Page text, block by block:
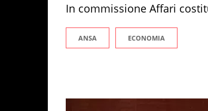
In commissione Affari
ANSA ECONOMIA